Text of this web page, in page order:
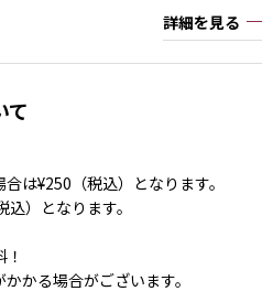
詳細を見る
て
は¥250（税込）となります。
）となります。
かる場合がございます。